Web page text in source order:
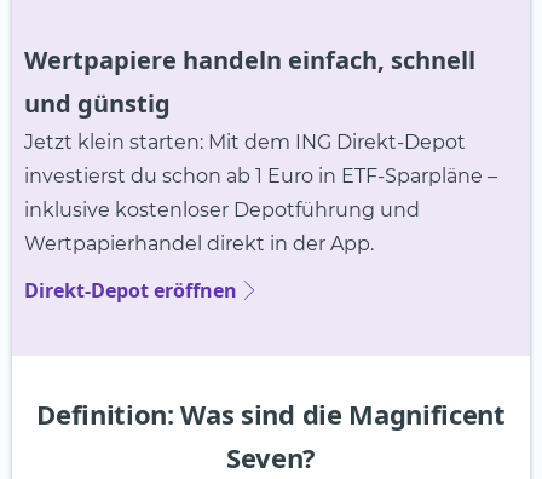
Wertpapiere handeln einfach, schnell
und günstig
Jetzt klein starten: Mit dem ING Direkt-Depot
investierst du schon ab 1 Euro in ETF-Sparpläne –
inklusive kostenloser Depotführung und
Wertpapierhandel direkt in der App.
Direkt-Depot eröffnen
Definition: Was sind die Magnificent
Seven?